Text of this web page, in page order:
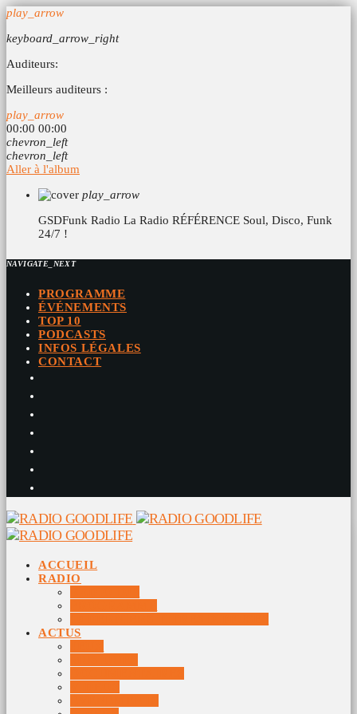
play_arrow
keyboard_arrow_right
Auditeurs:
Meilleurs auditeurs :
play_arrow
00:00 00:00
chevron_left
chevron_left
Aller à l'album
play_arrow
GSDFunk Radio La Radio RÉFÉRENCE Soul, Disco, Funk
24/7 !
NAVIGATE_NEXT
PROGRAMME
ÉVÉNEMENTS
TOP 10
PODCASTS
INFOS LÉGALES
CONTACT
ACCUEIL
RADIO
ACTUS